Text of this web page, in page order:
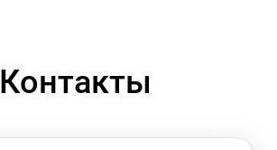
Контакты